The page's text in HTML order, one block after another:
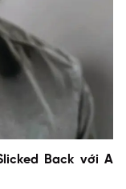
Back với A